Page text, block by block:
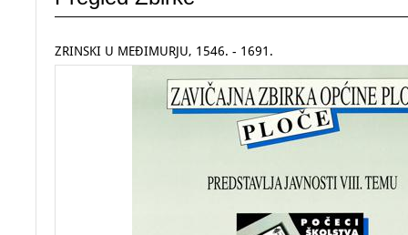
ZRINSKI U MEĐIMURJU, 1546. - 1691.